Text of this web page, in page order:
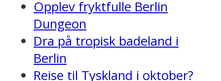
Opplev fryktfulle Berlin
Dungeon
Dra på tropisk badeland i
Berlin
Reise til Tyskland i oktober?